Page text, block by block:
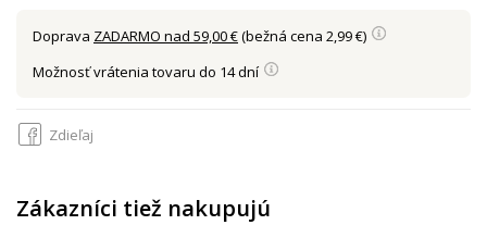
Doprava ZADARMO nad 59,00 €(bežná cena 2,99 €)
Možnosť vrátenia tovaru do 14 dní
Zdieľaj
Zákazníci tiež nakupujú